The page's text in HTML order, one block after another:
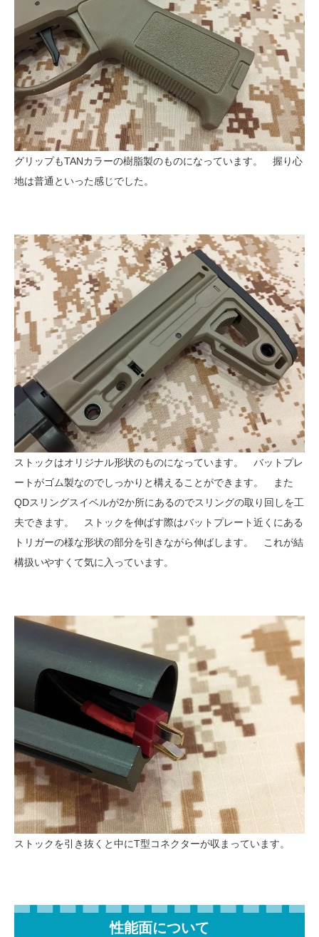
グリップもTANカラーの樹脂製のものになっています。 握り心
地は普通といった感じでした。
ストックはオリジナル形状のものになっています。 バットプレ
ートがゴム製なのでしっかりと構えることができます。 また
QDスリングスイベルが2か所にあるのでスリングの取り回しを工
夫できます。 ストックを伸ばす際はバットプレート近くにある
トリガーの様な形状の部分を引きながら伸ばします。 これが結
構扱いやすくて気に入っています。
ストックを引き抜くと中にT型コネクターが収まっています。
性能面について